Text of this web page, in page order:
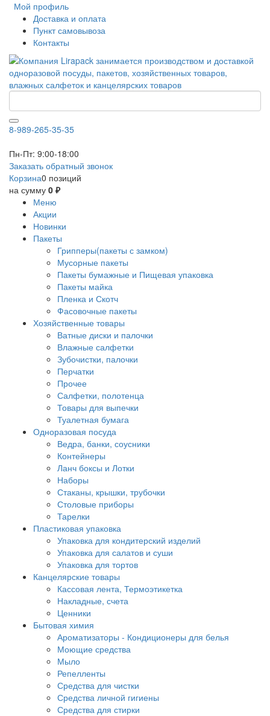
Мой профиль
Доставка и оплата
Пункт самовывоза
Контакты
8-989-265-35-35
Пн-Пт: 9:00-18:00
Заказать обратный звонок
Корзина0 позиций
на сумму 0 ₽
Меню
Акции
Новинки
Пакеты
Грипперы(пакеты с замком)
Мусорные пакеты
Пакеты бумажные и Пищевая упаковка
Пакеты майка
Пленка и Скотч
Фасовочные пакеты
Хозяйственные товары
Ватные диски и палочки
Влажные салфетки
Зубочистки, палочки
Перчатки
Прочее
Салфетки, полотенца
Товары для выпечки
Туалетная бумага
Одноразовая посуда
Ведра, банки, соусники
Контейнеры
Ланч боксы и Лотки
Наборы
Стаканы, крышки, трубочки
Столовые приборы
Тарелки
Пластиковая упаковка
Упаковка для кондитерский изделий
Упаковка для салатов и суши
Упаковка для тортов
Канцелярские товары
Кассовая лента, Термоэтикетка
Накладные, счета
Ценники
Бытовая химия
Ароматизаторы - Кондиционеры для белья
Моющие средства
Мыло
Репелленты
Средства для чистки
Средства личной гигиены
Средства для стирки